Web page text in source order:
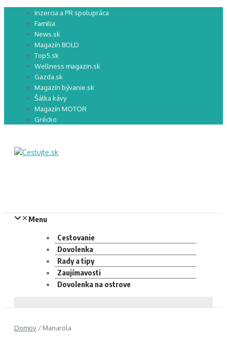
Preskočiť Inzercia a PR spolupráca
Familia
News.sk
Magazín BOLD
Top5.sk
Wellness magazin.sk
Gazda.sk
Magazín bývanie.sk
Šálka kávy
Magazín MOTOR
Grécko
Menu
Cestovanie
Dovolenka
Rady a tipy
Zaujímavosti
Dovolenka na ostrove
Domov / Manarola